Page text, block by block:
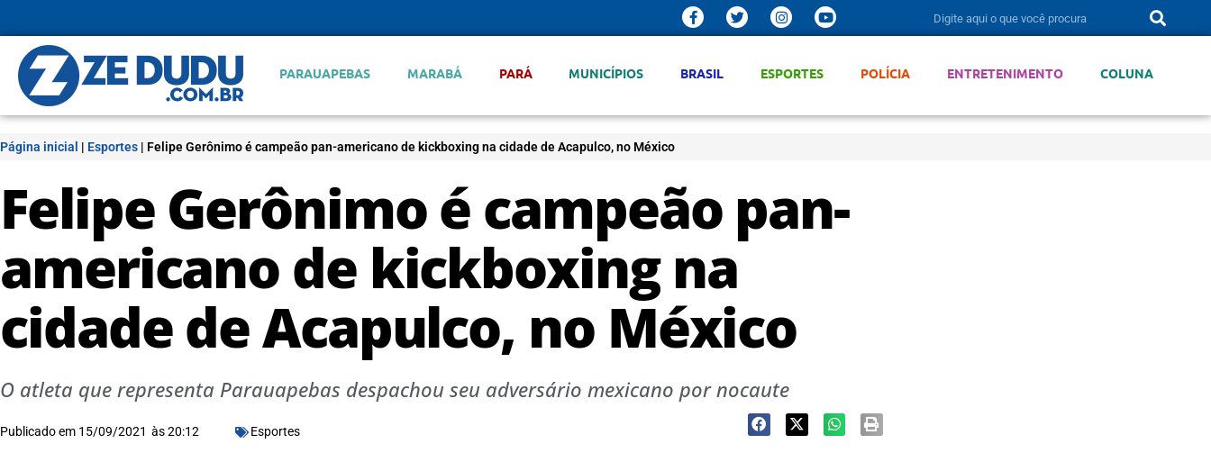
PARAUAPEBAS MARABÁ PARÁ MUNICÍPIOS BRASIL ESPORTES POLÍCIA ENTRETENIMENTO COLUNA
Página inicial | Esportes | Felipe Gerônimo é campeão pan-americano de kickboxing na cidade de Acapulco, no México
Felipe Gerônimo é campeão pan-
americano de kickboxing na
cidade de Acapulco, no México
O atleta que representa Parauapebas despachou seu adversário mexicano por nocaute
Publicado em 15/09/2021 às20:12 Esportes